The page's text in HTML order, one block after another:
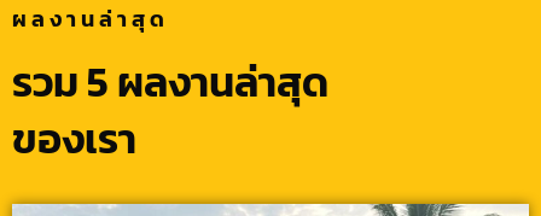
ผลงานล่าสุด
รวม 5 ผลงานล่าสุด
ของเรา